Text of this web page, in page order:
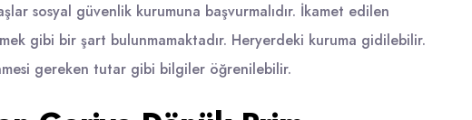
sosyal güvenlik kurumuna başvurmalıdır. İkamet edilen
gibi bir şart bulunmamaktadır. Heryerdeki kuruma gidilebilir.
gereken tutar gibi bilgiler öğrenilebilir.